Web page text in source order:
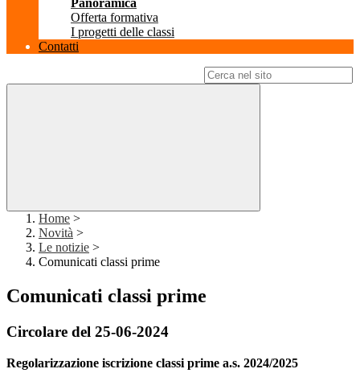
Panoramica
Offerta formativa
I progetti delle classi
Contatti
Home >
Novità >
Le notizie >
Comunicati classi prime
Comunicati classi prime
Circolare del 25-06-2024
Regolarizzazione iscrizione classi prime a.s. 2024/2025